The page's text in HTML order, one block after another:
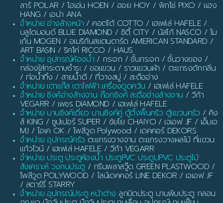
ลาร์ POLAR / โฮเอ่น HOEN / ฮอย HOY / พิกโซ่ PIXO / แฮง
HANG / เอน่า ANA
จำหน่าย อ่างล้างหน้า / คอตโต้ COTTO / เฮเฟเล่ HAFELE /
บลูไดมอนด์ BLUE DIAMOND / ซิตี้ CITY / นัสโก้ NASCO / โม
เก้น MOGEN / อเมริกันสแตนดาร์ด AMERICAN STANDARD /
ART BASIN / ริคโค่ RICCO / HAUS
จำหน่าย อุปกรณ์ห้องน้ำ / กระจก / ชั้นกระจก / ชั้นวางของ /
กล่องใส่กระดาษชำระ / ขอแขวน / ราวแขวนผ้า / ตะแกรงดักกลิ่น
/ ท่อน้ำทิ้ง / สายน้ำดี / ที่วางสบู่ / สะดืออ่าง
จำหน่าย เตาแก๊ส เตาไฟฟ้า เครื่องดูดควัน / เฮเฟเล่ HAFELE
จำหน่าย ซิงค์อ่างล้างจาน ก๊อกซิงค์ สะดืออ่างล้างจาน / วีก้า
VEGARR / เพชร DIAMOND / เฮเฟเล่ HAFELE
จำหน่าย บานซิงค์เดี่ยว บานซิงค์คู่ ตู้ตั้งพื้นครัว ตู้แขวนครัว / คิง
ส์ KING / ซูปเปอร์ SUPER / ชัยโย CHAIYO / เจเอฟ JF / เอ็มเจ
MJ / โอเค OK / โพลีวูด Polywood / เดคคอร์ DEKORS
จำหน่าย อุปกรณ์ครัว ตะแกรงวางจาน ตะแกรงวางผลไม้ ที่แขวน
แก้วไวน์ / เฮเฟเล่ HAFELE / วีก้า VEGARR
จำหน่าย ประตู ประตูห้องน้ำ ประตูPVC ประตูUPVC ประตูไม้
สังเคราะห์ วงกบประตู / กรีนพลาสวู๊ด GREEN PLASTWOOD /
โพลีวูด POLYWOOD / ไลน์เดคคอร์ LINE DEKOR / เจเอฟ JF
/ สตาร์รี่ STARRY
จำหน่าย อุปกรณ์ประตู หน้าต่าง ลูกบิดประตู บานพับประตู กลอน